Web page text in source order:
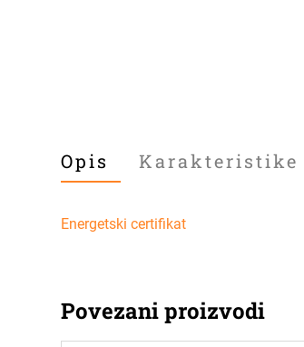
Opis Karakteristike
Energetski certifikat
Povezani proizvodi